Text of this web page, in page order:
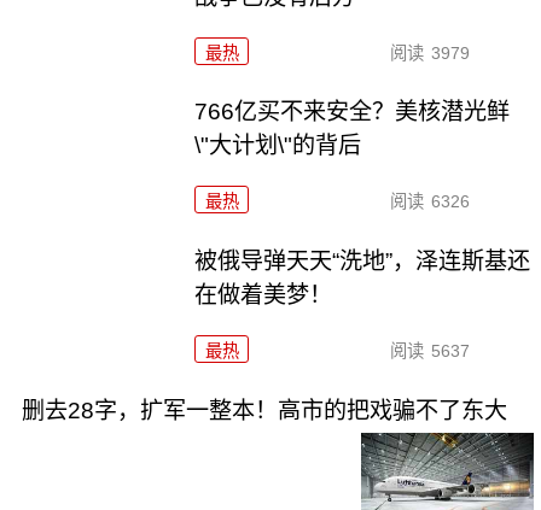
最热 阅读 3979
766亿买不来安全？美核潜光鲜
\"大计划\"的背后
最热 阅读 6326
被俄导弹天天“洗地”，泽连斯基还
在做着美梦！
最热 阅读 5637
删去28字，扩军一整本！高市的把戏骗不了东大